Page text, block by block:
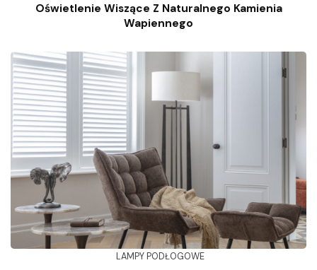
Oświetlenie Wiszące Z Naturalnego Kamienia
Wapiennego
LAMPY PODŁOGOWE